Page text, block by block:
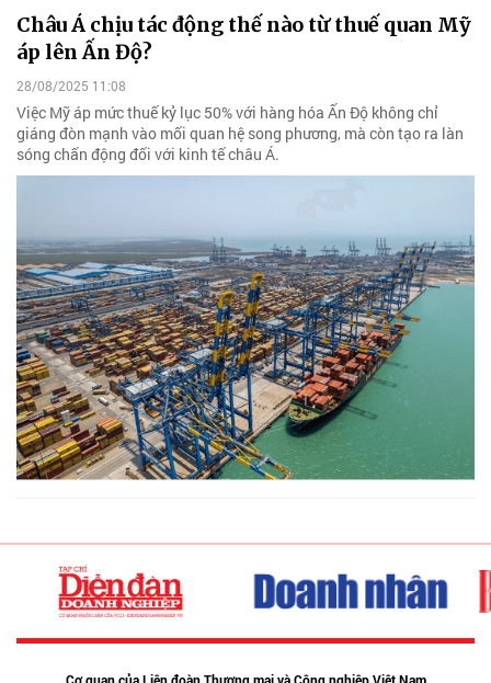
Châu Á chịu tác động thế nào từ thuế quan Mỹ
áp lên Ấn Độ?
28/08/2025 11:08
Việc Mỹ áp mức thuế kỷ lục 50% với hàng hóa Ấn Độ không chỉ
giáng đòn mạnh vào mối quan hệ song phương, mà còn tạo ra làn
sóng chấn động đối với kinh tế châu Á.